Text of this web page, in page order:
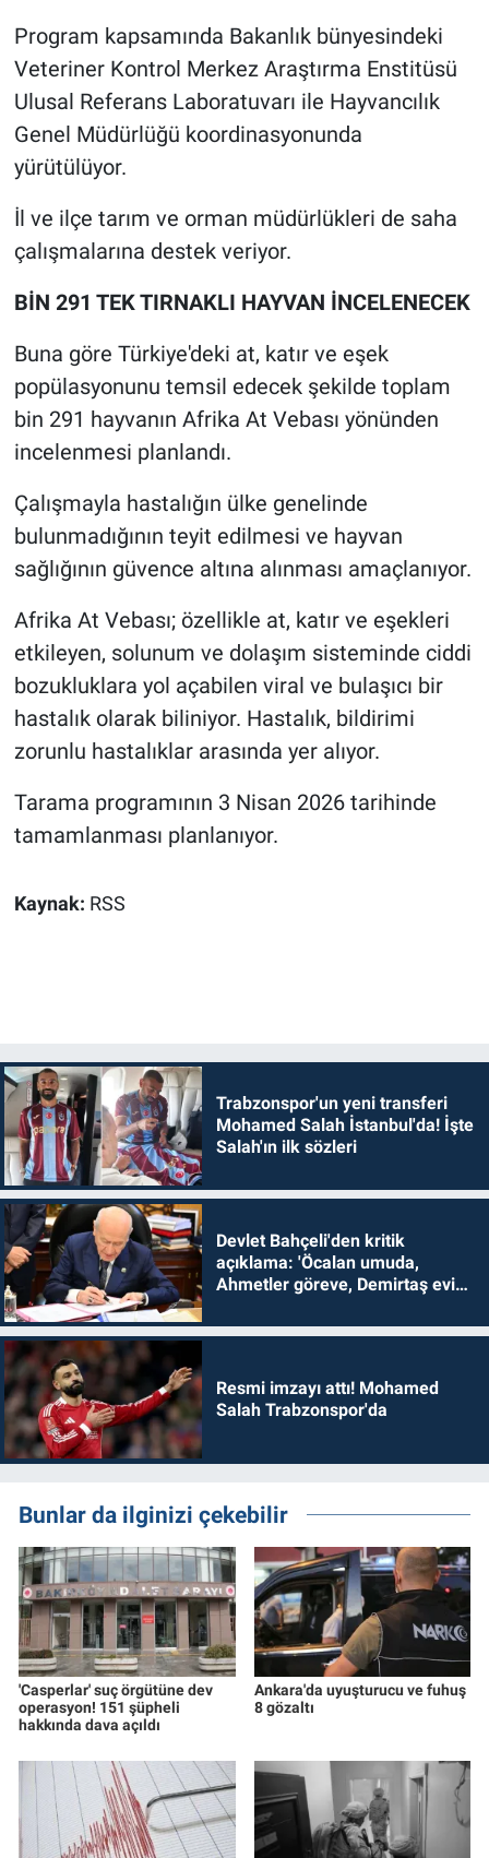
Program kapsamında Bakanlık bünyesindeki
Veteriner Kontrol Merkez Araştırma Enstitüsü
Ulusal Referans Laboratuvarı ile Hayvancılık
Genel Müdürlüğü koordinasyonunda
yürütülüyor.
İl ve ilçe tarım ve orman müdürlükleri de saha
çalışmalarına destek veriyor.
BİN 291 TEK TIRNAKLI HAYVAN İNCELENECEK
Buna göre Türkiye'deki at, katır ve eşek
popülasyonunu temsil edecek şekilde toplam
bin 291 hayvanın Afrika At Vebası yönünden
incelenmesi planlandı.
Çalışmayla hastalığın ülke genelinde
bulunmadığının teyit edilmesi ve hayvan
sağlığının güvence altına alınması amaçlanıyor.
Afrika At Vebası; özellikle at, katır ve eşekleri
etkileyen, solunum ve dolaşım sisteminde ciddi
bozukluklara yol açabilen viral ve bulaşıcı bir
hastalık olarak biliniyor. Hastalık, bildirimi
zorunlu hastalıklar arasında yer alıyor.
Tarama programının 3 Nisan 2026 tarihinde
tamamlanması planlanıyor.
Kaynak: RSS
Trabzonspor'un yeni transferi
Mohamed Salah İstanbul'da! İşte
Salah'ın ilk sözleri
Devlet Bahçeli'den kritik
açıklama: 'Öcalan umuda,
Ahmetler göreve, Demirtaş evine
Resmi imzayı attı! Mohamed
Salah Trabzonspor'da
Bunlar da ilginizi çekebilir
'Casperlar' suç örgütüne dev
operasyon! 151 şüpheli
hakkında dava açıldı
Ankara'da uyuşturucu ve fuhuş
8 gözaltı